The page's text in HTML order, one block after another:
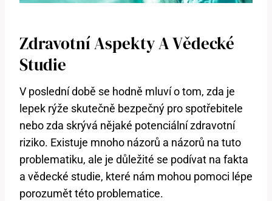
Zdravotní Aspekty A Vědecké
Studie
V poslední době se hodně mluví o tom, zda je
lepek rýže skutečně bezpečný pro spotřebitele
nebo zda skrývá nějaké potenciální zdravotní
riziko. Existuje mnoho názorů a názorů na tuto
problematiku, ale je důležité se podívat na fakta
a vědecké studie, které nám mohou pomoci lépe
porozumět této problematice.